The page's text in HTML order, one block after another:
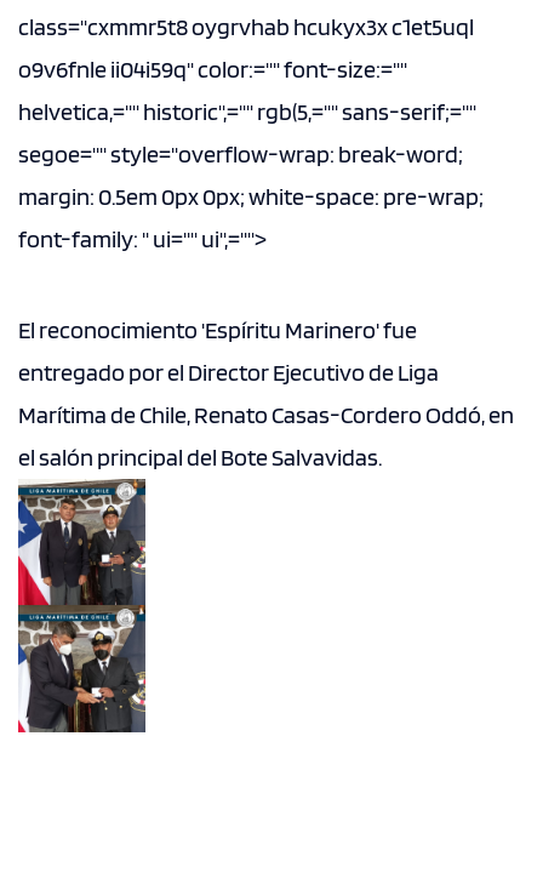
class="cxmmr5t8 oygrvhab hcukyx3x c1et5uql
o9v6fnle ii04i59q" color:="" font-size:=""
helvetica,="" historic",="" rgb(5,="" sans-serif;=""
segoe="" style="overflow-wrap: break-word;
margin: 0.5em 0px 0px; white-space: pre-wrap;
font-family: " ui="" ui",="">
El reconocimiento 'Espíritu Marinero' fue
entregado por el Director Ejecutivo de Liga
Marítima de Chile, Renato Casas-Cordero Oddó, en
el salón principal del Bote Salvavidas.